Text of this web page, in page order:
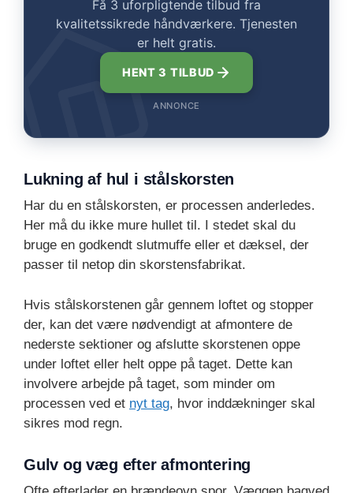
Få 3 uforpligtende tilbud fra
kvalitetssikrede håndværkere. Tjenesten
er helt gratis.
HENT 3 TILBUD
ANNONCE
Lukning af hul i stålskorsten
Har du en stålskorsten, er processen anderledes.
Her må du ikke mure hullet til. I stedet skal du
bruge en godkendt slutmuffe eller et dæksel, der
passer til netop din skorstensfabrikat.
Hvis stålskorstenen går gennem loftet og stopper
der, kan det være nødvendigt at afmontere de
nederste sektioner og afslutte skorstenen oppe
under loftet eller helt oppe på taget. Dette kan
involvere arbejde på taget, som minder om
processen ved et nyt tag, hvor inddækninger skal
sikres mod regn.
Gulv og væg efter afmontering